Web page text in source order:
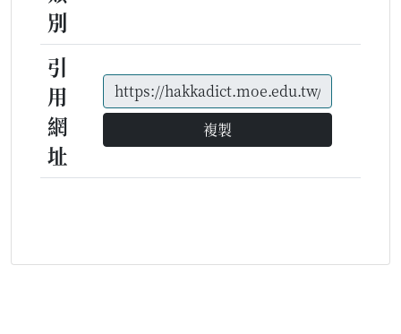
別
引
用
網
址
複製